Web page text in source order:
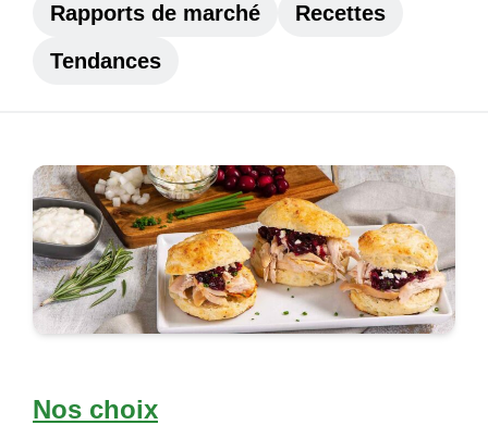
Rapports de marché
Recettes
Tendances
Nos choix